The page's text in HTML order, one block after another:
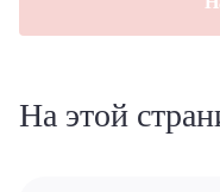
На этой